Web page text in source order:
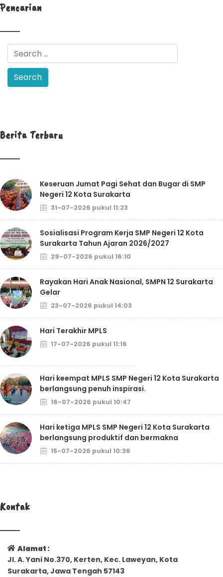
Pencarian
Berita Terbaru
Keseruan Jumat Pagi Sehat dan Bugar di SMP
Negeri 12 Kota Surakarta
31-07-2026 pukul 11:23
Sosialisasi Program Kerja SMP Negeri 12 Kota
Surakarta Tahun Ajaran 2026/2027
29-07-2026 pukul 16:10
Rayakan Hari Anak Nasional, SMPN 12 Surakarta
Gelar
23-07-2026 pukul 14:03
Hari Terakhir MPLS
17-07-2026 pukul 11:16
Hari keempat MPLS SMP Negeri 12 Kota Surakarta
berlangsung penuh inspirasi.
16-07-2026 pukul 10:47
Hari ketiga MPLS SMP Negeri 12 Kota Surakarta
berlangsung produktif dan bermakna
15-07-2026 pukul 10:36
Kontak
Alamat :
Jl. A. Yani No.370, Kerten, Kec. Laweyan, Kota
Surakarta, Jawa Tengah 57143